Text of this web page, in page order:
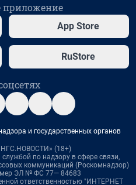
приложение
App Store
RuStore
и государственных органов
(18+)
по надзору в сфере связи,
коммуникаций (Роскомнадзор)
ЭЛ № ФС 77— 84683
ответственностью "ИНТЕРНЕТ